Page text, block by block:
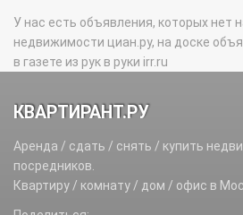
У нас есть объявления, которых нет
недвижимости циан.ру, на доске
в газете из рук в руки irr.ru
КВАРТИРАНТ.РУ
Аренда / сдать / снять / купить
посредников.
Квартиру / комнату / дом / офис в